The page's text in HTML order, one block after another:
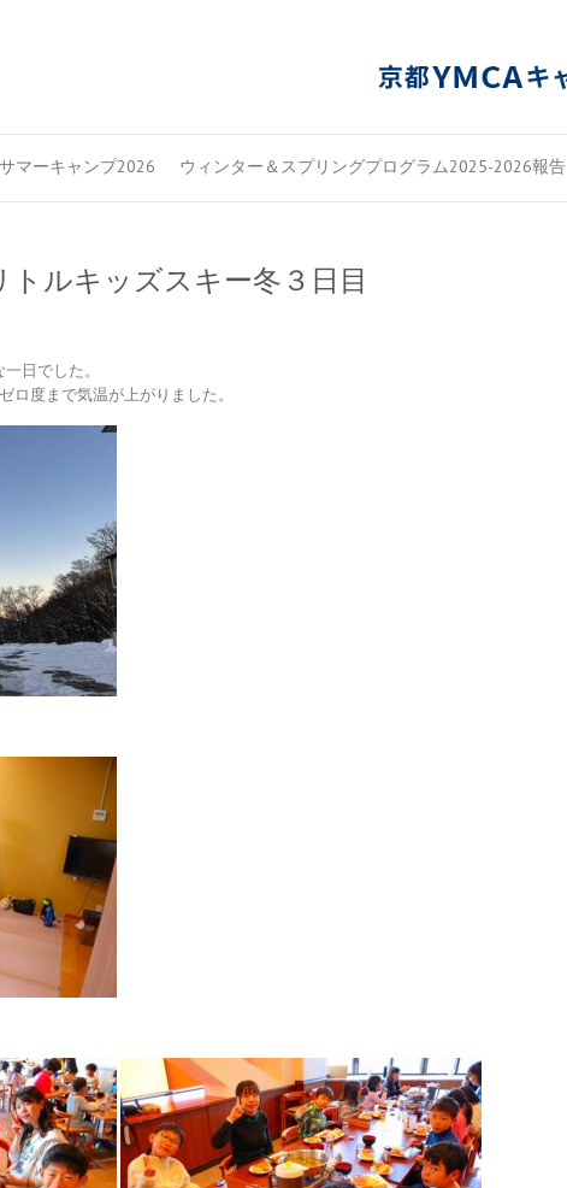
サマーキャンプ2026 ウィンター＆スプリングプログラム2025-2026報告
ルキッズスキー冬３日目
日でした。
ロ度まで気温が上がりました。